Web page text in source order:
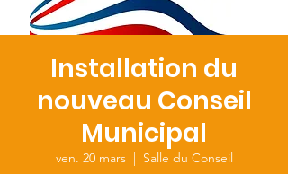
Installation du
nouveau Conseil
Municipal
ven. 20 mars
  |
Salle du Conseil